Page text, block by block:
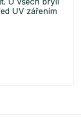
UV zářením